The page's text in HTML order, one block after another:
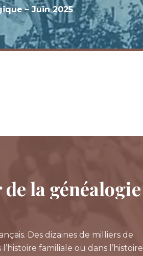
– Juin 2025
la généalogie
Des dizaines de milliers de
familiale ou dans l’histoire